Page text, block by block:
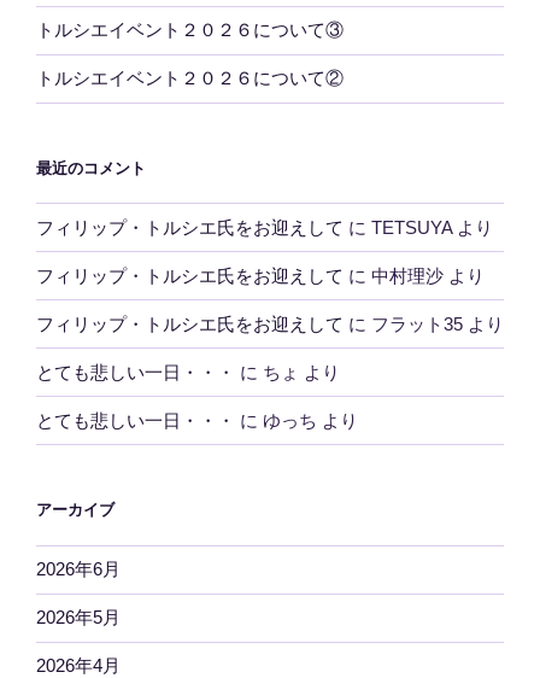
トルシエイベント２０２６について③
トルシエイベント２０２６について②
最近のコメント
フィリップ・トルシエ氏をお迎えして に TETSUYAより
フィリップ・トルシエ氏をお迎えして に 中村理沙 より
フィリップ・トルシエ氏をお迎えして に フラット35 より
とても悲しい一日・・・ に ちょ より
とても悲しい一日・・・ に ゆっち より
アーカイブ
2026年6月
2026年5月
2026年4月